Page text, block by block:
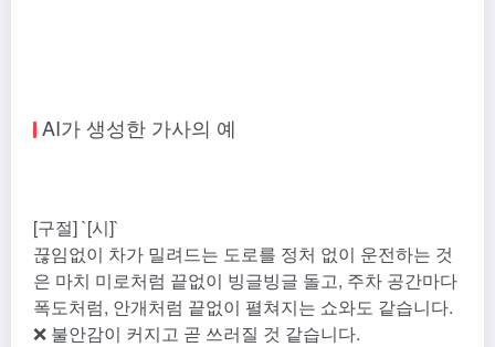
AI가 생성한 가사의 예
[구절] `[시]`
끊임없이 차가 밀려드는 도로를 정처 없이 운전하는 것
은 마치 미로처럼 끝없이 빙글빙글 돌고, 주차 공간마다
폭도처럼, 안개처럼 끝없이 펼쳐지는 쇼와도 같습니다.
❌ 불안감이 커지고 곧 쓰러질 것 같습니다.